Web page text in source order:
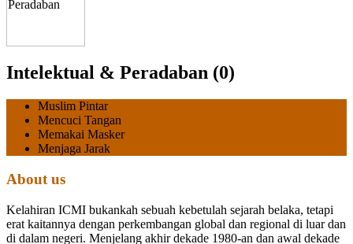
Intelektual & Peradaban (0)
Muslim Pintar
Mencuci Tangan
Memakai Masker
Menjaga Jarak
About us
Kelahiran ICMI bukankah sebuah kebetulah sejarah belaka, tetapi
erat kaitannya dengan perkembangan global dan regional di luar dan
di dalam negeri. Menjelang akhir dekade 1980-an dan awal dekade